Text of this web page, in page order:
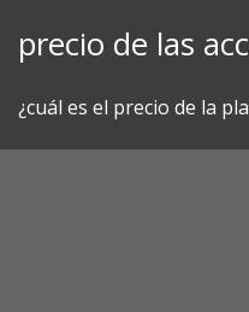
precio de las
¿cuál es el precio de la